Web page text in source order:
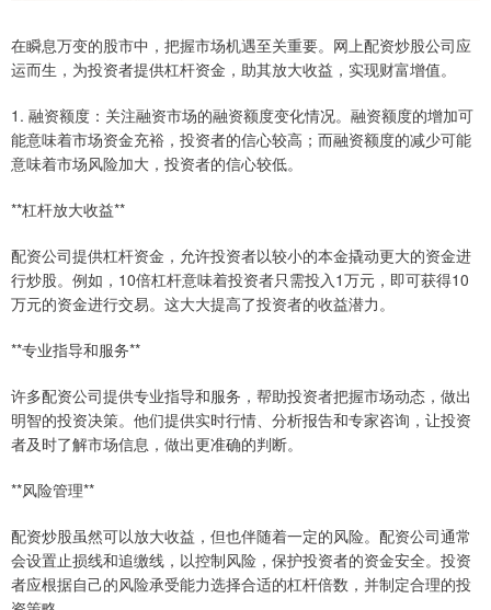
在瞬息万变的股市中，把握市场机遇至关重要。网上配资炒股公司应
运而生，为投资者提供杠杆资金，助其放大收益，实现财富增值。
1. 融资额度：关注融资市场的融资额度变化情况。融资额度的增加可
能意味着市场资金充裕，投资者的信心较高；而融资额度的减少可能
意味着市场风险加大，投资者的信心较低。
**杠杆放大收益**
配资公司提供杠杆资金，允许投资者以较小的本金撬动更大的资金进
行炒股。例如，10倍杠杆意味着投资者只需投入1万元，即可获得10
万元的资金进行交易。这大大提高了投资者的收益潜力。
**专业指导和服务**
许多配资公司提供专业指导和服务，帮助投资者把握市场动态，做出
明智的投资决策。他们提供实时行情、分析报告和专家咨询，让投资
者及时了解市场信息，做出更准确的判断。
**风险管理**
配资炒股虽然可以放大收益，但也伴随着一定的风险。配资公司通常
会设置止损线和追缴线，以控制风险，保护投资者的资金安全。投资
者应根据自己的风险承受能力选择合适的杠杆倍数，并制定合理的投